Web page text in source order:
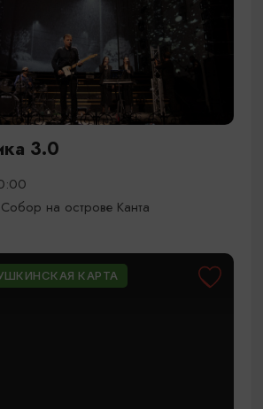
3.0
на острове Канта
КАРТА